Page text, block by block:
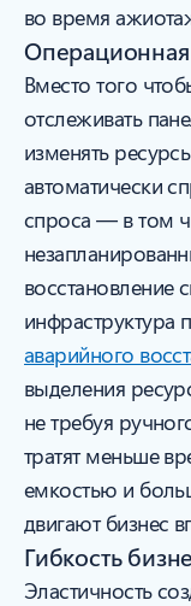
во время
Вместо того
отслеживать
изменять
автоматически
спроса — в том
восстановление
инфраструктура
аварийного
выделения
не требуя
тратят меньше
емкостью и
двигают бизнес
Гибкость
Эластичность